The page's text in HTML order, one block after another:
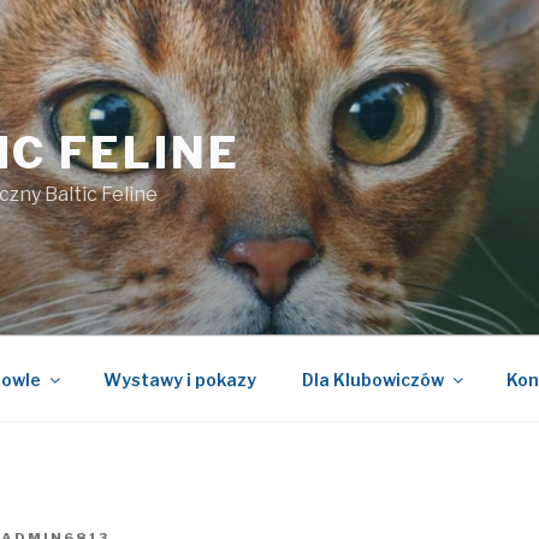
FELINE
Baltic Feline
Wystawy i pokazy Dla Klubowiczów